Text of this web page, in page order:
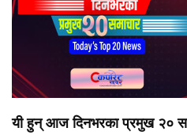
यी हुन् आज दिनभरका प्रमुख २०